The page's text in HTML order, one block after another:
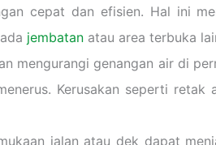
cepat dan efisien. Hal ini
jembatan atau area terbuka
mengurangi genangan air di
Kerusakan seperti
jalan atau dek dapat